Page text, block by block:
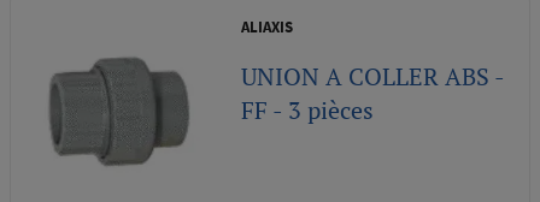
ALIAXIS
UNION A COLLER ABS -
FF - 3 pièces